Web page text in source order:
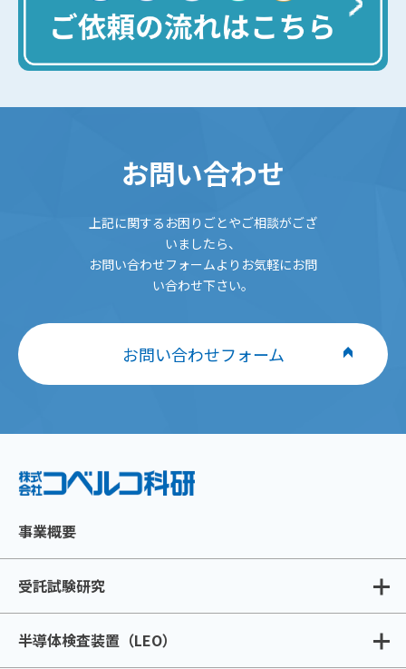
お問い合わせ
上記に関するお困りごとやご相談がござ
いましたら、
お問い合わせフォームよりお気軽にお問
い合わせ下さい。
お問い合わせフォーム
事業概要
受託試験研究
半導体検査装置（LEO）